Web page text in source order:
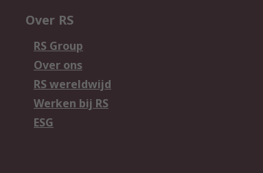
Over RS
RS Group
Over ons
RS wereldwijd
Werken bij RS
ESG